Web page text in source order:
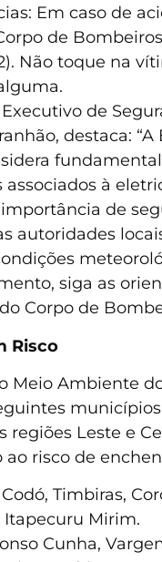
Em caso de
de Bombeiros
Não toque na
de
destaca: “A
associados à
de
autoridades
siga as
Corpo de
Risco
Meio Ambiente
regiões Leste e
ao risco de
Timbiras,
Itapecuru Mirim.
Cunha,